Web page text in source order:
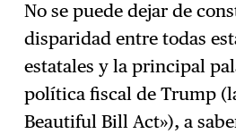
No se puede dejar de
disparidad entre todas
estatales y la principal
política fiscal de Trump
Beautiful Bill Act»), a